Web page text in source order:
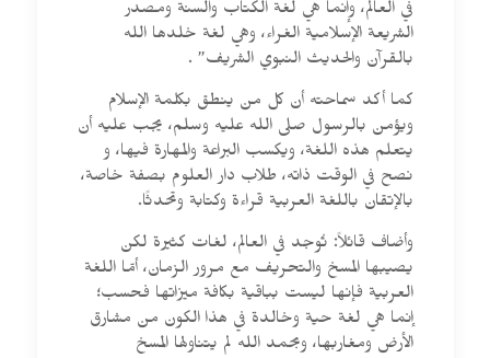
في العالم، وإنما هي لغة الكتاب والسنة ومصدر
الشريعة الإسلامية الغراء، وهي لغة خلدها الله
بالقرآن والحديث النبوي الشريف” .
كما أكد سماحته أن كل من ينطق بكلمة الإسلام
ويؤمن بالرسول صلى الله عليه وسلم، يجب عليه أن
يتعلم هذه اللغة، ويكسب البراعة والمهارة فيها، و
نصح في الوقت ذاته، طلاب دار العلوم بصفة خاصة،
بالإتقان باللغة العربية قراءة وكتابة وتحدثًا.
وأضاف قائلاً: تُوجد في العالم، لغات كثيرة لكن
يصيبها المسخ والتحريف مع مرور الزمان، أمّا اللغة
العربية فإنها ليست بباقية بكافة ميزاتها فحسب؛
إنما هي لغة حية وخالدة في هذا الكون من مشارق
الأرض ومغاربها، وبحمد الله لم يتناولها المسخ